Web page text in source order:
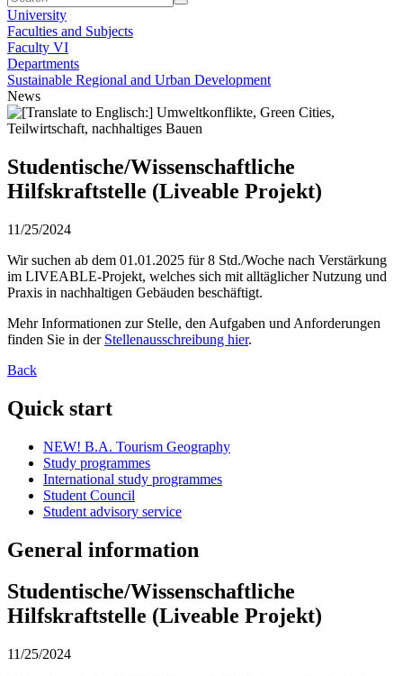
University
Faculties and Subjects
Faculty VI
Departments
Sustainable Regional and Urban Development
News
Studentische/Wissenschaftliche
Hilfskraftstelle (Liveable Projekt)
11/25/2024
Wir suchen ab dem 01.01.2025 für 8 Std./Woche nach Verstärkung
im LIVEABLE-Projekt, welches sich mit alltäglicher Nutzung und
Praxis in nachhaltigen Gebäuden beschäftigt.
Mehr Informationen zur Stelle, den Aufgaben und Anforderungen
finden Sie in der Stellenausschreibung hier.
Back
Quick start
NEW! B.A. Tourism Geography
Study programmes
International study programmes
Student Council
Student advisory service
General information
Studentische/Wissenschaftliche
Hilfskraftstelle (Liveable Projekt)
11/25/2024